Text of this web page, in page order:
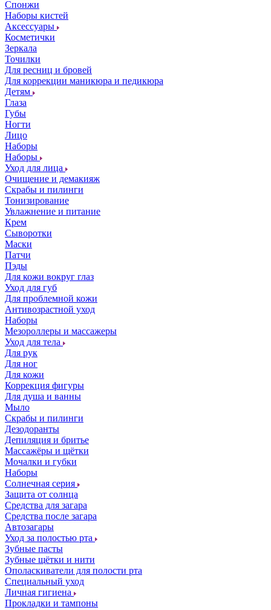
Спонжи
Наборы кистей
Аксессуары
Косметички
Зеркала
Точилки
Для ресниц и бровей
Для коррекции маникюра и педикюра
Детям
Глаза
Губы
Ногти
Лицо
Наборы
Наборы
Уход для лица
Очищение и демакияж
Скрабы и пилинги
Тонизирование
Увлажнение и питание
Крем
Сыворотки
Маски
Патчи
Пэды
Для кожи вокруг глаз
Уход для губ
Для проблемной кожи
Антивозрастной уход
Наборы
Мезороллеры и массажеры
Уход для тела
Для рук
Для ног
Для кожи
Коррекция фигуры
Для душа и ванны
Мыло
Скрабы и пилинги
Дезодоранты
Депиляция и бритье
Массажёры и щётки
Мочалки и губки
Наборы
Солнечная серия
Защита от солнца
Средства для загара
Средства после загара
Автозагары
Уход за полостью рта
Зубные пасты
Зубные щётки и нити
Ополаскиватели для полости рта
Специальный уход
Личная гигиена
Прокладки и тампоны